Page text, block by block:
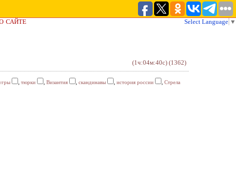
САЙТЕ Select Language ▼
(1ч:04м:40с) (1362)
, тюрки , Византия , скандинавы , история россии , Стрела